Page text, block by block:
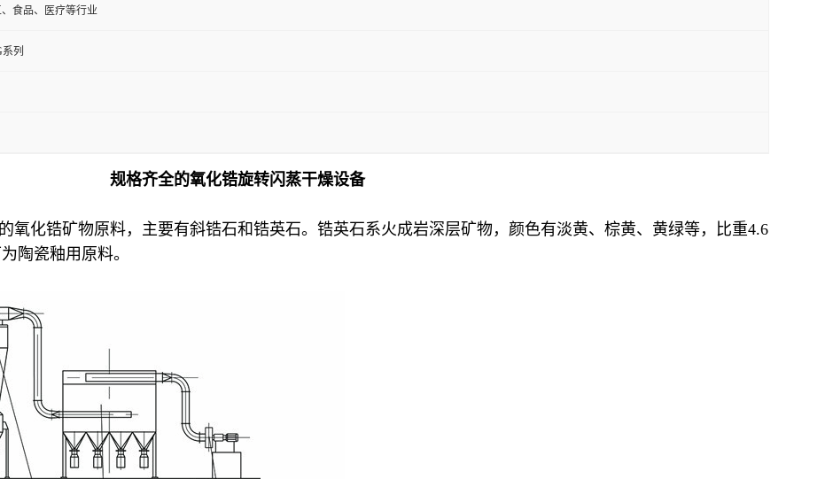
食品、医疗等行业
列
规格齐全的氧化锆旋转闪蒸干燥设备
氧化锆矿物原料，主要有斜锆石和锆英石。锆英石系火成岩深层矿物，颜色有淡黄、棕黄、黄绿等，比重4.6
陶瓷釉用原料。